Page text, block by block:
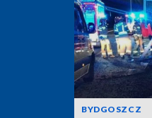
BYDGOSZCZ